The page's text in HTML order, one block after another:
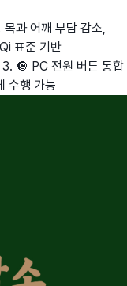
과 어깨 부담 감소,
표준 기반
🔘 PC 전원 버튼 통합
수행 가능